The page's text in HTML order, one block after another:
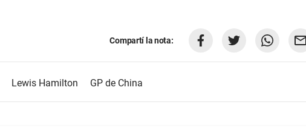
Compartí la nota:
Lewis Hamilton GP de China